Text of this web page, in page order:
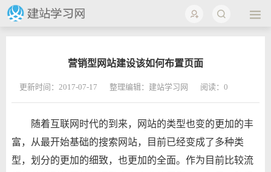
营销型网站建设该如何布置页面
更新时间：2017-07-17 整理编辑：建站学习网 阅读： 0
随着互联网时代的到来，网站的类型也变的更加的丰
富，从最开始基础的搜索网站，目前已经变成了多种类
型，划分的更加的细致，也更加的全面。作为目前比较流